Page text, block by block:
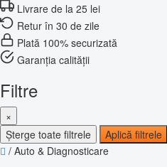
Livrare de la 25 lei
Retur în 30 de zile
Plată 100% securizată
Garanția calității
Filtre
×
Șterge toate filtrele
Aplică filtrele
/ Auto & Diagnosticare